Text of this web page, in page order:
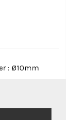
: Ø10mm